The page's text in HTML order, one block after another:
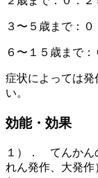
３〜５歳まで：０
６〜１５歳まで：
症状によっては発
い。
効能・効果
１）． てんかん
れん発作、大発